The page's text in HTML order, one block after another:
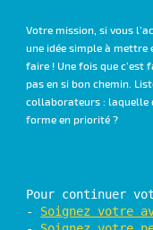
Votre mission, si vous
une idée simple à mettre
faire ! Une fois que c’est
pas en si bon chemin.
collaborateurs : laquelle
forme en priorité ?
Pour continuer
- Soignez votre